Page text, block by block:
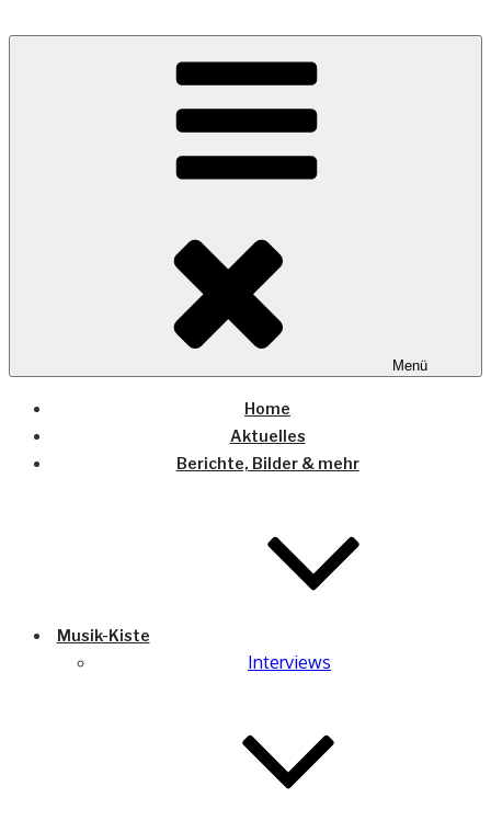
COUNTRYHOME
Wo die (Country-) Musik Zuhause ist
Menü
Home
Aktuelles
Berichte, Bilder & mehr
Musik-Kiste
Interviews